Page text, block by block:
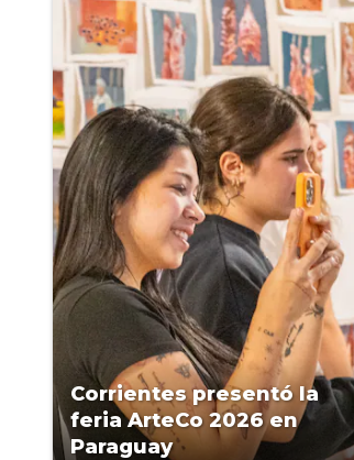
Corrientes presentó la
feria ArteCo 2026 en
Paraguay